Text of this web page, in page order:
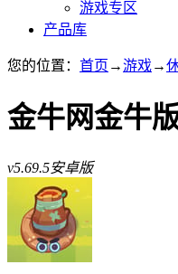
游戏专区
产品库
您的位置： 首页 →游戏→
金牛网金牛
v5.69.5安卓版